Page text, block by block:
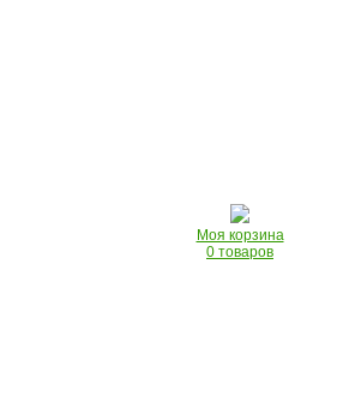
Моя корзина
0 товаров